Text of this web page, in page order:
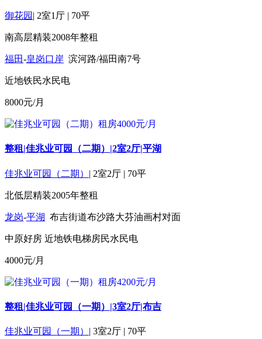
御花园 | 2室1厅 | 70平
南高层精装2008年整租
福田-皇岗口岸 滨河路/福田南7号
近地铁民水民电
8000元/月
整租|佳兆业可园（二期）|2室2厅|平湖
佳兆业可园（二期） | 2室2厅 | 70平
北低层精装2005年整租
龙岗-平湖 布吉街道布沙路大芬油画村对面
中原好房 近地铁电梯房民水民电
4000元/月
整租|佳兆业可园（一期）|3室2厅|布吉
佳兆业可园（一期） | 3室2厅 | 70平